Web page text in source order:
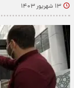
۱۳ شهریور ۱۴۰۳